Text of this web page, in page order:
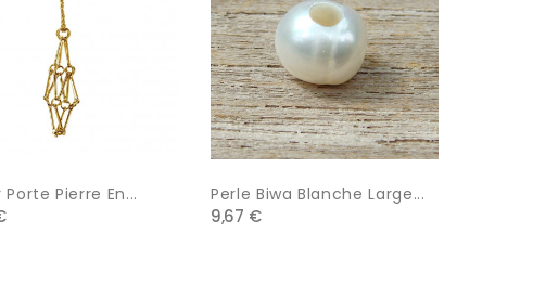
Pierre En... Perle Biwa Blanche Large...
9,67 €